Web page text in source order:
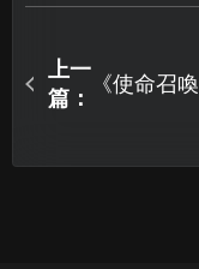
上一
篇：
《使命召
數量有限！